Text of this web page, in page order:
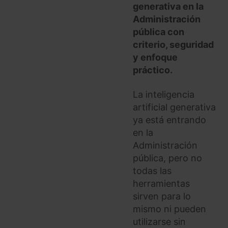
generativa en la
Administración
pública con
criterio, seguridad
y enfoque
práctico.
La inteligencia
artificial generativa
ya está entrando
en la
Administración
pública, pero no
todas las
herramientas
sirven para lo
mismo ni pueden
utilizarse sin